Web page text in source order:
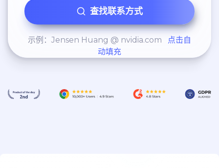
查找联系方式
示例：Jensen Huang @ nvidia.com
点击自
动填充